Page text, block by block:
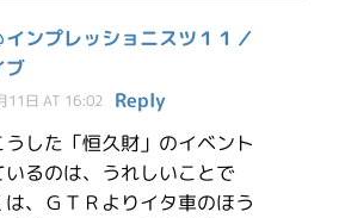
インプレッショニスツ１１／
ブ
11日 AT 16:02
Reply
うした「恒久財」のイベント
いるのは、うれしいことで
は、ＧＴＲよりイタ車のほう